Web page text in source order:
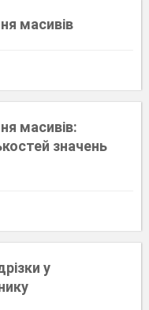
масивів
масивів:
значень
у